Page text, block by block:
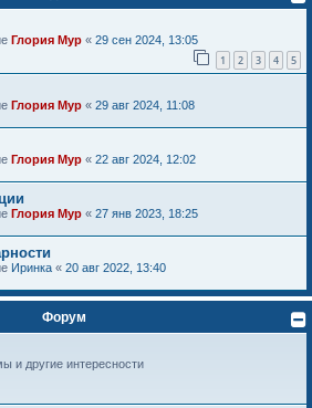
Глория Мур « 29 сен 2024, 13:05
1 2 3 4 5
Глория Мур « 29 авг 2024, 11:08
Глория Мур « 22 авг 2024, 12:02
Глория Мур « 27 янв 2023, 18:25
Иринка « 20 авг 2022, 13:40
Форум
и другие интересности